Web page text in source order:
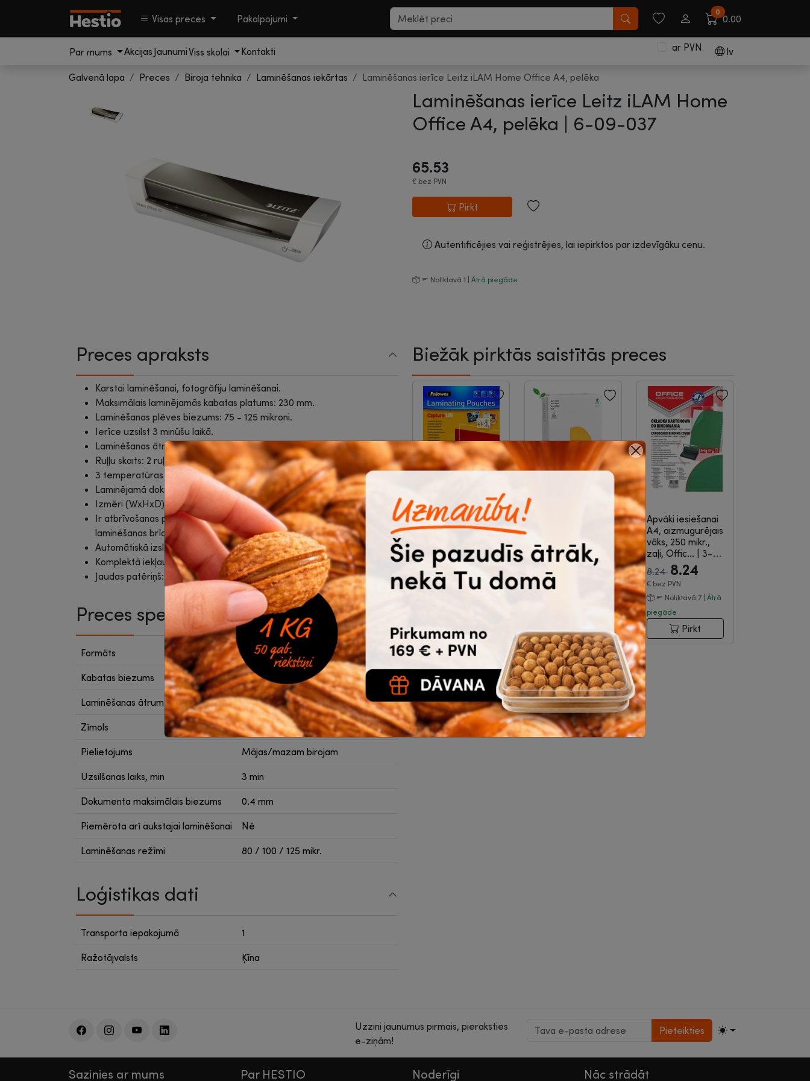
Visas preces Pakalpojumi
0
0.00
Par mums Akcijas JaunumiViss skolai Kontakti ar PVN lv
Galvenā lapa Preces Biroja tehnika Laminēšanas iekārtas Laminēšanas ierīce Leitz iLAM Home Office A4, pelēka
Laminēšanas ierīce Leitz iLAM Home
Office A4, pelēka | 6-09-037
65.53
€ bez PVN
Pirkt
Autentificējies vai reģistrējies, lai iepirktos par izdevīgāku cenu.
Noliktavā 1 | Ātrā piegāde
Preces apraksts
Karstai laminēšanai, fotogrāfiju laminēšanai.
Maksimālais laminējamās kabatas platums: 230 mm.
Laminēšanas plēves biezums: 75 - 125 mikroni.
Ierīce uzsilst 3 minūšu laikā.
Laminēšanas ātrums: 31 cm/min.
Ruļļu skaits: 2 ruļļi.
3 temperatūras režīmi: 80 mikr / 100 mikr / 125 mikr
Laminējamā dokumenta maksimālais biezums: 0.4 mm.
Izmēri (WxHxD): 128 x 76 x 370 mm.
Ir atbrīvošanas poga, lai izņemtu vai izlīdzinātu dokumentu
laminēšanas brīdī.
Automātiskā izslēgšanās 30 minūtes pēc lietošanas beigām.
Komplektā iekļautas 5 gab. A4 laminēšanas kabatas.
Jaudas patēriņš: 285 W.
Preces specifikācija
Formāts
Kabatas biezums 75 - 125 mikroni
Laminēšanas ātrums mm/min 310 mm/min
Zīmols Leitz
Pielietojums Mājas/mazam birojam
Uzsilšanas laiks, min 3 min
Dokumenta maksimālais biezums 0.4 mm
Piemērota arī aukstajai laminēšanai Nē
Laminēšanas režīmi 80 / 100 / 125 mikr.
Loģistikas dati
Transporta iepakojumā 1
Ražotājvalsts Ķīna
Biežāk pirktās saistītās preces
-16%
Kabatas
laminēšanai A6,
Fellowes, 100gab.
|
3-06-158
12.22 10.25
€bez PVN
Pirkt
|2-02-195
3.32
20pac. un
vairāk
3.42
Pirkt
Apvāki iesiešanai
A4, aizmugurējais
vāks, 250 mikr.,
zaļi, Offic...
3-
06-391
8.24 8.24
€ bez PVN
Noliktavā 7 | Ātrā
piegāde
Pirkt
Uzzini jaunumus pirmais, pieraksties
e-ziņām!
Pieteikties
Sazinies ar mums Par HESTIO Noderīgi Nāc strādāt